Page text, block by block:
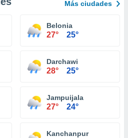
Más ciudades
Belonia
27° 25°
Darchawi
28° 25°
Jampuijala
27° 24°
Kanchanpur